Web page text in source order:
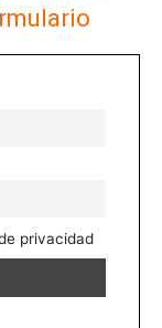
privacidad